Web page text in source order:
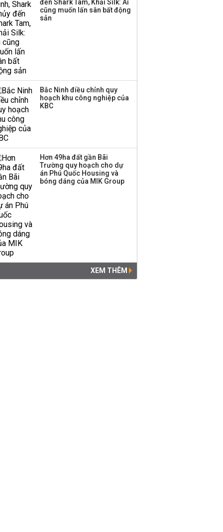
TPBank Biz
đến Shark Tam, Khải Silk: Ai
cũng muốn lấn sân bất động
sản
Bắc Ninh điều chỉnh quy
hoạch khu công nghiệp của
KBC
Hơn 49ha đất gần Bãi
Trường quy hoạch cho dự
án Phú Quốc Housing và
bóng dáng của MIK Group
XEM THÊM